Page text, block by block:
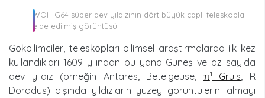
WOH G64 süper dev yıldızının dört büyük çaplı teleskopla
elde edilmiş görüntüsü
Gökbilimciler, teleskopları bilimsel araştırmalarda ilk kez
kullandıkları 1609 yılından bu yana Güneş ve az sayıda
dev yıldız (örneğin Antares, Betelgeuse, π1Gruis, R
Doradus) dışında yıldızların yüzey görüntülerini almayı